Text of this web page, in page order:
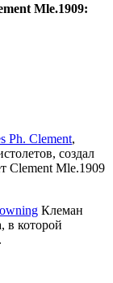
Mle.1909:
Ph. Clement,
создал
Clement Mle.1909
Клеман
в которой